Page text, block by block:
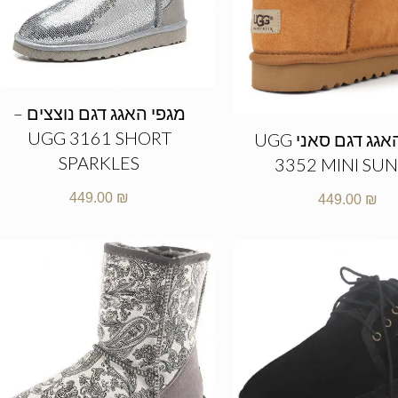
מגפי האגג דגם סאני UGG
3352 MINI
449.00 ₪
מגפי האגג דגם נוצצים –
UGG 3161 SHORT
SPARKLES
449.00 ₪